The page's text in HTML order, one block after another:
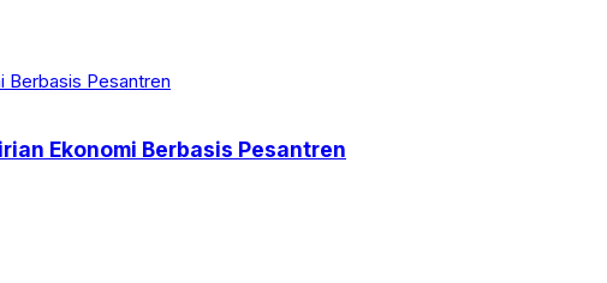
Ekonomi Berbasis Pesantren